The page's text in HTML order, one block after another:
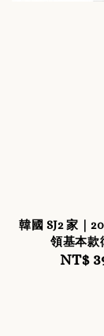
韓國 SJ2 家｜
領基本款
NT$